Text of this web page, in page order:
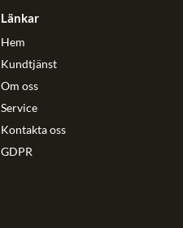
Länkar
Hem
Kundtjänst
Om oss
Service
Kontakta oss
GDPR